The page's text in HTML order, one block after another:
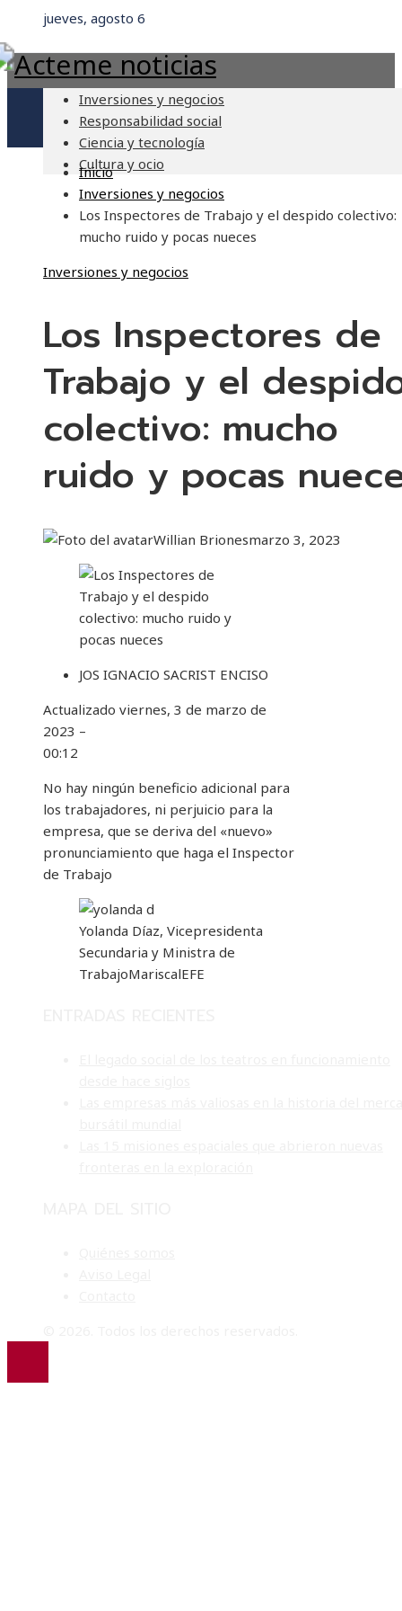
jueves, agosto 6
Inversiones y negocios
Responsabilidad social
Ciencia y tecnología
Cultura y ocio
Inicio
Inversiones y negocios
Los Inspectores de Trabajo y el despido colectivo:
mucho ruido y pocas nueces
Inversiones y negocios
Los Inspectores de
Trabajo y el
colectivo: mucho
ruido y pocas
Willian Brionesmarzo 3, 2023
JOS IGNACIO SACRIST ENCISO
Actualizado viernes, 3 de marzo de
2023 –
00:12
No hay ningún beneficio adicional para
los trabajadores, ni perjuicio para la
empresa, que se deriva del «nuevo»
pronunciamiento que haga el Inspector
de Trabajo
Yolanda Díaz, Vicepresidenta
Secundaria y Ministra de
TrabajoMariscalEFE